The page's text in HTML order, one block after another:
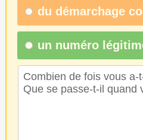
du démarchage
un numéro